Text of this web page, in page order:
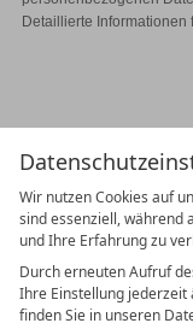
Wir nutzen Cookies auf
sind essenziell, während
und Ihre Erfahrung zu
Durch erneuten Aufruf
Ihre Einstellung
finden Sie in unseren
Detaillierte
Sönke Reif &
Kontakt//